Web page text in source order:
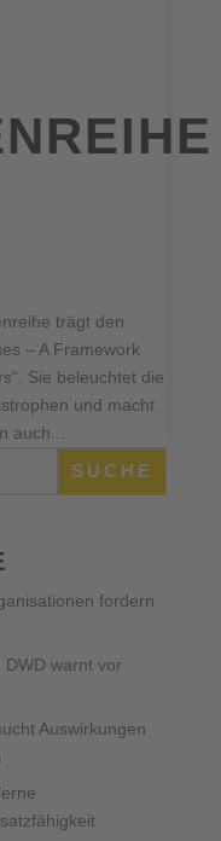
trägt den
– A Framework
Sie beleuchtet die
und macht
auch...
SUCHE
fordern
warnt vor
Auswirkungen